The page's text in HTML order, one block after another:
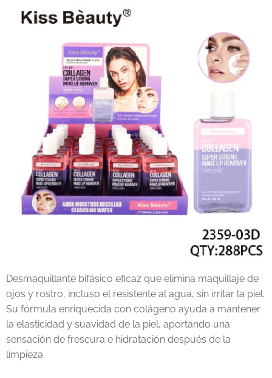
Desmaquillante bifásico eficaz que elimina maquillaje de
ojos y rostro, incluso el resistente al agua, sin irritar la piel.
Su fórmula enriquecida con colágeno ayuda a mantener
la elasticidad y suavidad de la piel, aportando una
sensación de frescura e hidratación después de la
limpieza.